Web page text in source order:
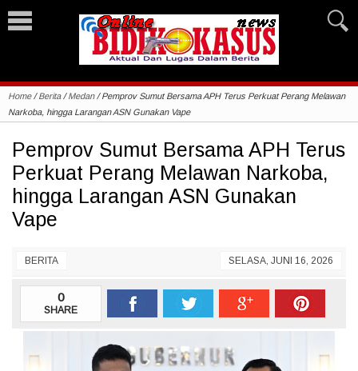
Home/Berita/Medan/Pemprov Sumut Bersama APH Terus Perkuat Perang Melawan
Narkoba, hingga Larangan ASN Gunakan Vape
Pemprov Sumut Bersama APH Terus
Perkuat Perang Melawan Narkoba,
hingga Larangan ASN Gunakan
Vape
BERITA SELASA, JUNI 16, 2026
0
SHARE